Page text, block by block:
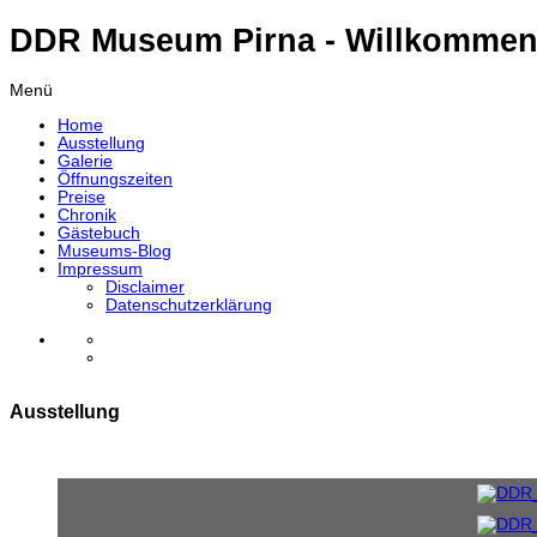
DDR Museum Pirna -
Menü
Home
Ausstellung
Galerie
Öffnungszeiten
Preise
Chronik
Gästebuch
Museums-Blog
Impressum
Disclaimer
Datenschutzerklärung
Ausstellung